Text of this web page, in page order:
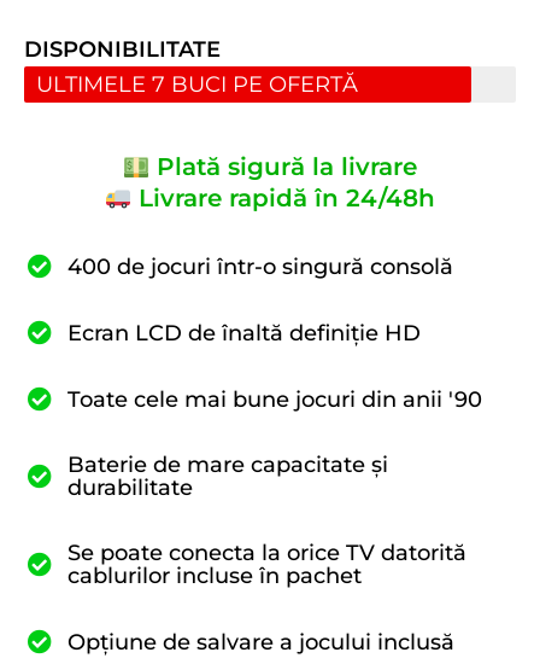
DISPONIBILITATE
ULTIMELE 7 BUCI PE OFERTĂ
Plată sigură la livrare
Livrare rapidă în 24/48h
400 de jocuri într-o singură consolă
Ecran LCD de înaltă definiție HD
Toate cele mai bune jocuri din anii '90
Baterie de mare capacitate și
durabilitate
Se poate conecta la orice TV datorită
cablurilor incluse în pachet
Opțiune de salvare a jocului inclusă